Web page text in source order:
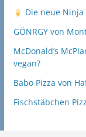
Die neue
GÖNRGY von
McDonald’s
vegan?
Babo Pizza von
Fischstäbchen